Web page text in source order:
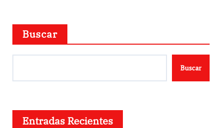
Buscar
Buscar
Entradas Recientes